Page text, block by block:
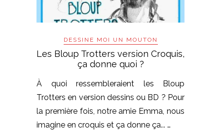
DESSINE MOI UN MOUTON
Les Bloup Trotters version Croquis,
ça donne quoi ?
À quoi ressembleraient les Bloup
Trotters en version dessins ou BD ? Pour
la première fois, notre amie Emma, nous
imagine en croquis et ça donne ça... …